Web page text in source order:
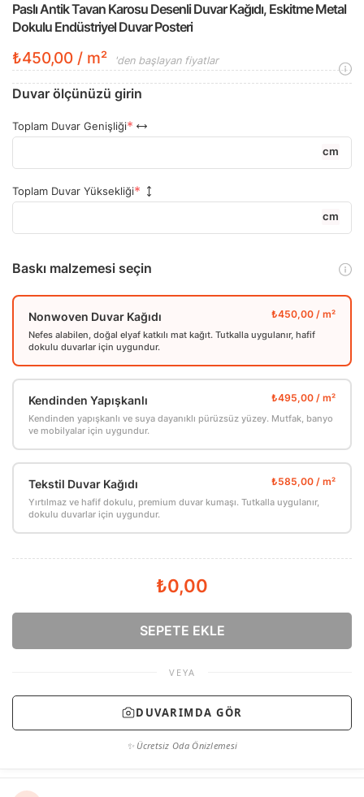
Paslı Antik Tavan Karosu Desenli Duvar Kağıdı, Eskitme Metal
Dokulu Endüstriyel Duvar Posteri
₺450,00 / m² 'den başlayan fiyatlar
Duvar ölçünüzü girin
Toplam Duvar Genişliği
cm
Toplam Duvar Yüksekliği
cm
Baskı malzemesi seçin
Nonwoven Duvar Kağıdı
Nefes alabilen, doğal elyaf katkılı mat kağıt. Tutkalla uygulanır, hafif
dokulu duvarlar için uygundur.
Kendinden Yapışkanlı
Kendinden yapışkanlı ve suya dayanıklı pürüzsüz yüzey. Mutfak, banyo
ve mobilyalar için uygundur.
Tekstil Duvar Kağıdı
Yırtılmaz ve hafif dokulu, premium duvar kumaşı. Tutkalla uygulanır,
dokulu duvarlar için uygundur.
₺0,00
SEPETE EKLE
VEYA
DUVARIMDA GÖR
✨ Ücretsiz Oda Önizlemesi